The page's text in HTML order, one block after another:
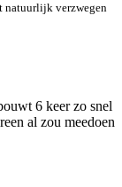
natuurlijk verzwegen
6 keer zo snel
al zou meedoen